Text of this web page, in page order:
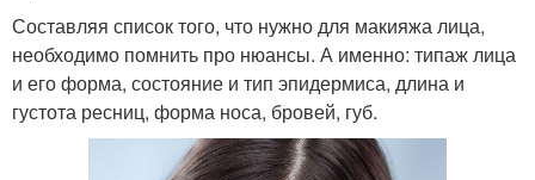
Составляя список того, что нужно для макияжа лица,
необходимо помнить про нюансы. А именно: типаж лица
и его форма, состояние и тип эпидермиса, длина и
густота ресниц, форма носа, бровей, губ.